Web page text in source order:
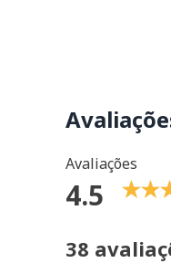
Avaliações
4.5
38